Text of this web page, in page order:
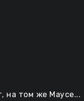
на том же Маусе...